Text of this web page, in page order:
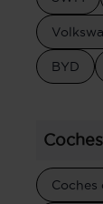
BYD
Coches